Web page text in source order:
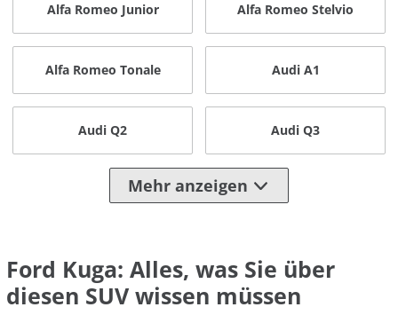
Alfa Romeo Junior Alfa Romeo Stelvio
Alfa Romeo Tonale Audi A1
Audi Q2 Audi Q3
Mehr anzeigen
Ford Kuga: Alles, was Sie über
diesen SUV wissen müssen